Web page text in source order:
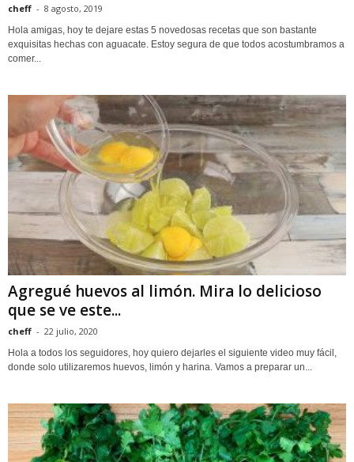
cheff - 8 agosto, 2019
Hola amigas, hoy te dejare estas 5 novedosas recetas que son bastante
exquisitas hechas con aguacate. Estoy segura de que todos acostumbramos a
comer...
Agregué huevos al limón. Mira lo delicioso
que se ve este...
cheff - 22 julio, 2020
Hola a todos los seguidores, hoy quiero dejarles el siguiente video muy fácil,
donde solo utilizaremos huevos, limón y harina. Vamos a preparar un...